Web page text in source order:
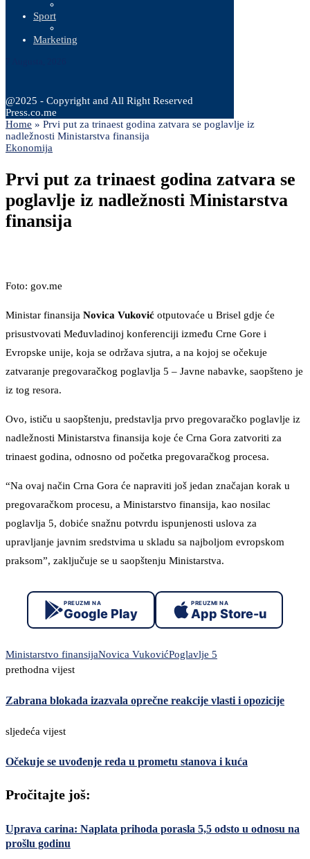
Sport
Marketing
@2025 - Copyright and All Right Reserved
Press.co.me
Home » Prvi put za trinaest godina zatvara se poglavlje iz
nadležnosti Ministarstva finansija
Ekonomija
Prvi put za trinaest godina zatvara se
poglavlje iz nadležnosti Ministarstva
finansija
Foto: gov.me
Ministar finansija Novica Vuković otputovaće u Brisel gdje će
prisustvovati Međuvladinoj konferenciji između Crne Gore i
Evropske unije, koja se održava sjutra, a na kojoj se očekuje
zatvaranje pregovaračkog poglavlja 5 – Javne nabavke, saopšteno je
iz tog resora.
Ovo, ističu u saopštenju, predstavlja prvo pregovaračko poglavlje iz
nadležnosti Ministarstva finansija koje će Crna Gora zatvoriti za
trinaest godina, odnosno od početka pregovaračkog procesa.
“Na ovaj način Crna Gora će napraviti još jedan značajan korak u
pregovaračkom procesu, a Ministarstvo finansija, kao nosilac
poglavlja 5, dobiće snažnu potvrdu ispunjenosti uslova za
upravljanje javnim sredstvima u skladu sa najboljom evropskom
praksom”, zaključuje se u saopštenju Ministarstva.
PREUZMI NA
Google Play
PREUZMI NA
App Store-u
Ministarstvo finansijaNovica VukovićPoglavlje 5
prethodna vijest
Zabrana blokada izazvala oprečne reakcije vlasti i opozicije
sljedeća vijest
Očekuje se uvođenje reda u prometu stanova i kuća
Pročitajte još:
Uprava carina: Naplata prihoda porasla 5,5 odsto u odnosu na
prošlu godinu